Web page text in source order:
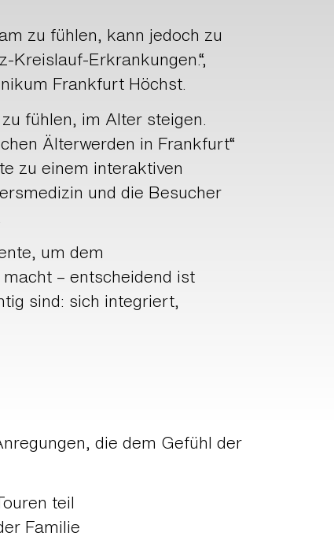
zu fühlen, kann jedoch zu
Erkrankungen.“,
Frankfurt Höchst.
fühlen, im Alter steigen.
Älterwerden in Frankfurt“
zu einem interaktiven
und die Besucher
um dem
– entscheidend ist
sind: sich integriert,
die dem Gefühl der
teil
Familie